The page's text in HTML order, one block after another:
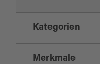
Kategorien
Merkmale